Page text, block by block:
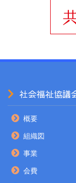
社会福祉協議
概要
組織図
事業
会費